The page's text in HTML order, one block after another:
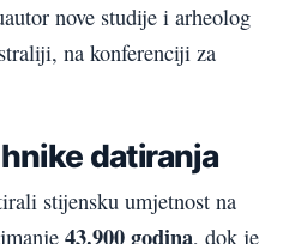
nove studije i arheolog
na konferenciji za
datiranja
stijensku umjetnost na
43.900 godina, dok je